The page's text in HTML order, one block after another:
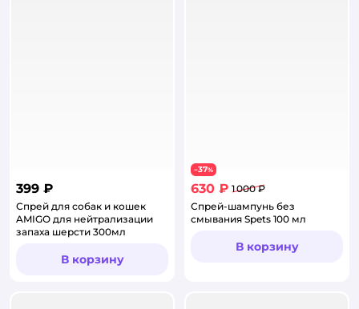
399 ₽
Спрей для собак и кошек
AMIGO для нейтрализации
запаха шерсти 300мл
В корзину
−37%
630 ₽ 1 000 ₽
Спрей-шампунь без
смывания Spets 100 мл
В корзину